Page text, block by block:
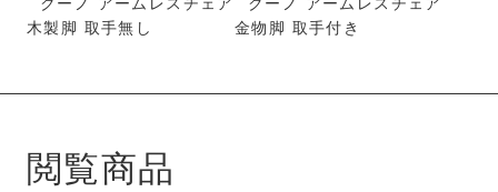
木製脚 取手無し
金物脚 取手付き
閲覧商品